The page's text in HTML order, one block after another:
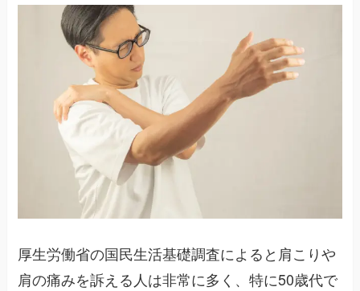
厚生労働省の国民生活基礎調査によると肩こりや
肩の痛みを訴える人は非常に多く、特に50歳代で